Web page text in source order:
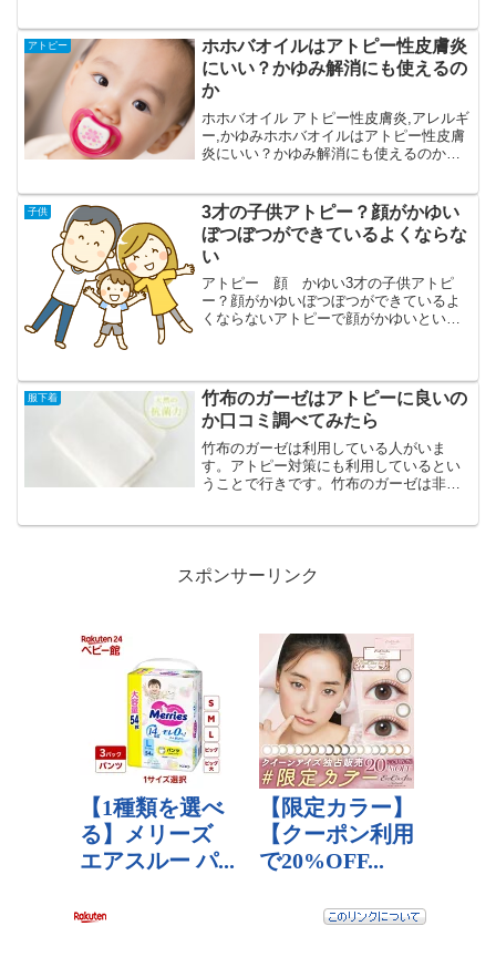
アトピー
ホホバオイルはアトピー性皮膚炎
にいい？かゆみ解消にも使えるの
か
ホホバオイル アトピー性皮膚炎,アレルギ
ー,かゆみホホバオイルはアトピー性皮膚
炎にいい？かゆみ解消にも使えるのかホ
炎症が起こっていたりすることで、いろ
いろな対策をしなけ...
子供
3才の子供アトピー？顔がかゆい
ぼつぼつができているよくならな
い
アトピー 顔 かゆい3才の子供アトピ
ー？顔がかゆいぼつぼつができているよ
くならないアトピーで顔がかゆいという
めにもいろいろな自分に合...
服下着
竹布のガーゼはアトピーに良いの
か口コミ調べてみたら
竹布のガーゼは利用している人がいま
す。アトピー対策にも利用しているとい
うことで行きです。竹布のガーゼは非常
スポンサーリンク